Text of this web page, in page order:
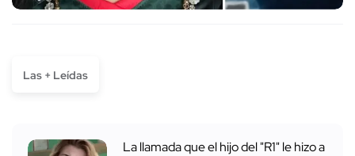
Las + Leídas
La llamada que el hijo del "R1" le hizo a